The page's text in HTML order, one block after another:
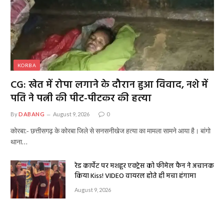
KORBA
CG: खेत में रोपा लगाने के दौरान हुआ विवाद, नशे में
पति ने पत्नी की पीट-पीटकर की हत्या
ByDABANG August 9, 2026 0
कोरबा:- छत्तीसगढ़ के कोरबा जिले से सनसनीखेज हत्या का मामला सामने आया है। बांगो
थाना…
रेड कार्पेट पर मशहूर एक्ट्रेस को फीमेल फैन ने अचानक
किया Kiss! VIDEO वायरल होते ही मचा हंगामा
August 9, 2026